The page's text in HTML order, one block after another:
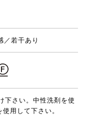
／若干あり
下さい。中性洗剤を使
用して下さい。